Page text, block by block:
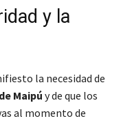
y la
la necesidad de
Maipú y de que los
al momento de